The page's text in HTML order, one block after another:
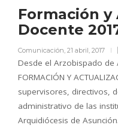
Formación
Docente
Comunicación, 21 abril, 2017
Desde el Arzobispado de
FORMACIÓN Y
supervisores, directivos,
administrativo de las
Arquidiócesis de Asunción.